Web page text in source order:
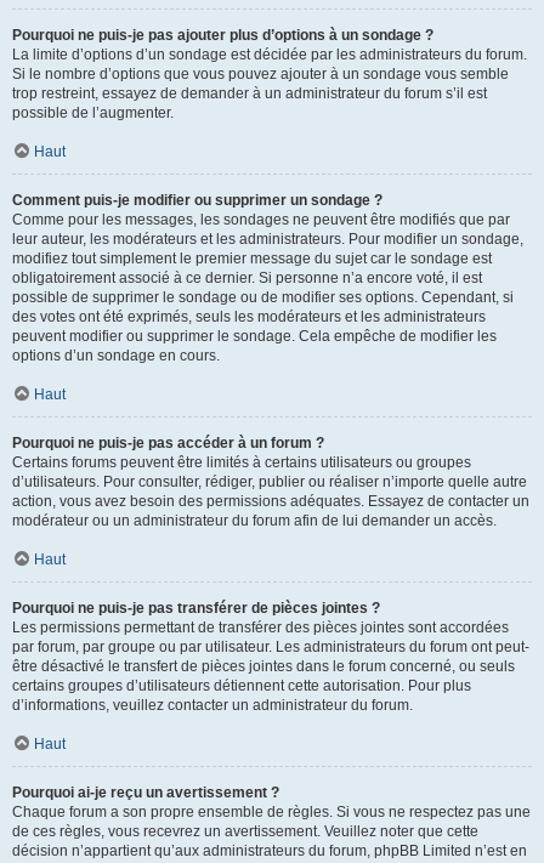
Pourquoi ne puis-je pas ajouter plus d’options à un sondage ?
La limite d’options d’un sondage est décidée par les administrateurs du forum.
Si le nombre d’options que vous pouvez ajouter à un sondage vous semble
trop restreint, essayez de demander à un administrateur du forum s’il est
possible de l’augmenter.
Haut
Comment puis-je modifier ou supprimer un sondage ?
Comme pour les messages, les sondages ne peuvent être modifiés que par
leur auteur, les modérateurs et les administrateurs. Pour modifier un sondage,
modifiez tout simplement le premier message du sujet car le sondage est
obligatoirement associé à ce dernier. Si personne n’a encore voté, il est
possible de supprimer le sondage ou de modifier ses options. Cependant, si
des votes ont été exprimés, seuls les modérateurs et les administrateurs
peuvent modifier ou supprimer le sondage. Cela empêche de modifier les
options d’un sondage en cours.
Haut
Pourquoi ne puis-je pas accéder à un forum ?
Certains forums peuvent être limités à certains utilisateurs ou groupes
d’utilisateurs. Pour consulter, rédiger, publier ou réaliser n’importe quelle autre
action, vous avez besoin des permissions adéquates. Essayez de contacter un
modérateur ou un administrateur du forum afin de lui demander un accès.
Haut
Pourquoi ne puis-je pas transférer de pièces jointes ?
Les permissions permettant de transférer des pièces jointes sont accordées
par forum, par groupe ou par utilisateur. Les administrateurs du forum ont peut-
être désactivé le transfert de pièces jointes dans le forum concerné, ou seuls
certains groupes d’utilisateurs détiennent cette autorisation. Pour plus
d’informations, veuillez contacter un administrateur du forum.
Haut
Pourquoi ai-je reçu un avertissement ?
Chaque forum a son propre ensemble de règles. Si vous ne respectez pas une
de ces règles, vous recevrez un avertissement. Veuillez noter que cette
décision n’appartient qu’aux administrateurs du forum, phpBB Limited n’est en